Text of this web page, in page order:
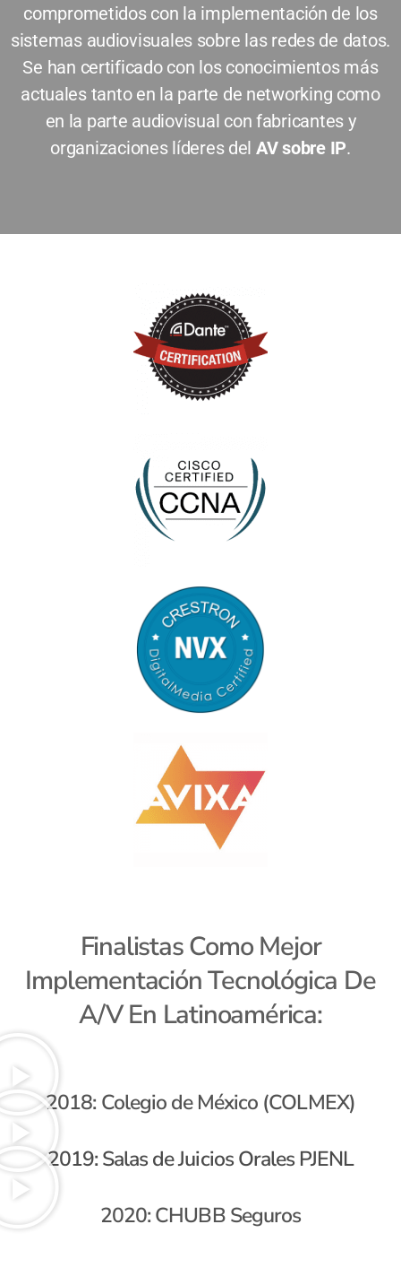
comprometidos con la implementación de los
sistemas audiovisuales sobre las redes de datos.
Se han certificado con los conocimientos más
actuales tanto en la parte de networking como
en la parte audiovisual con fabricantes y
organizaciones líderes del AV sobre IP.
Finalistas Como Mejor
Implementación Tecnológica De
A/V En Latinoamérica:
2018: Colegio de México (COLMEX)
2019: Salas de Juicios Orales PJENL
2020: CHUBB Seguros